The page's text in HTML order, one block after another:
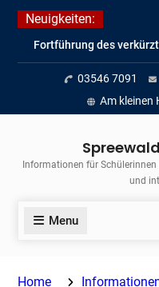
Skip
content
Neuigkeiten:
Fortführung des
Unterrichts aufgrund
Temperaturen (22.06. bis
voraussichtlich zum
Journalismus hautnah
Insellauf 2026
03546 7091
Am kleinen
Informationen für Schülerinnen
und
Menu
Home